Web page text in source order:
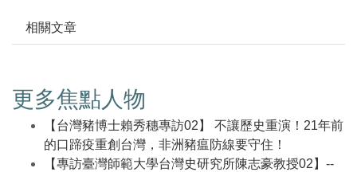
相關文章
更多焦點人物
【台灣豬博士賴秀穗專訪02】 不讓歷史重演！21年前
的口蹄疫重創台灣，非洲豬瘟防線要守住！
【專訪臺灣師範大學台灣史研究所陳志豪教授02】--